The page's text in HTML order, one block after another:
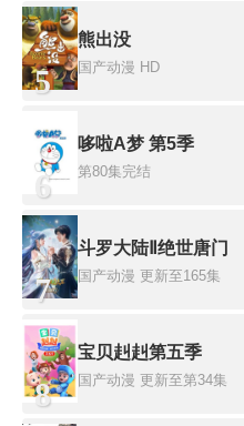
5
熊出没
国产动漫 HD
6
哆啦A梦 第5季
第80集完结
7
斗罗大陆Ⅱ绝世唐门
国产动漫 更新至165集
8
宝贝赳赳第五季
国产动漫 更新至第34集